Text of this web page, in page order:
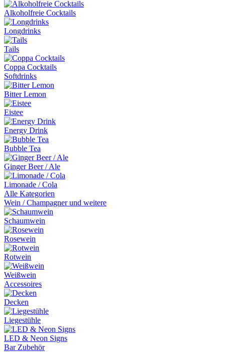
Alkoholfreie Cocktails
Longdrinks
Tails
Coppa Cocktails
Softdrinks
Bitter Lemon
Eistee
Energy Drink
Bubble Tea
Ginger Beer / Ale
Limonade / Cola
Alle Kategorien
Wein / Champagner und weitere
Schaumwein
Rosewein
Rotwein
Weißwein
Accessoires
Decken
Liegestühle
LED & Neon Signs
Bar Zubehör